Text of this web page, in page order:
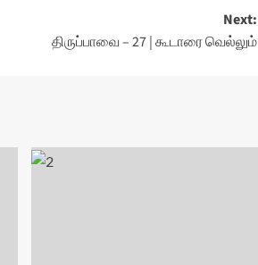
Next:
திருப்பாவை – 27 | கூடாரை வெல்லும்